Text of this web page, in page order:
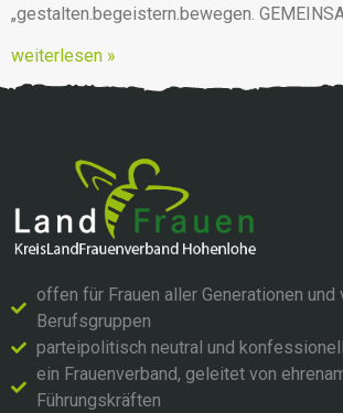
„gestalten.begeistern.bewegen.
weiterlesen »
offen für Frauen aller Generationen
Berufsgruppen
parteipolitisch neutral und
ein Frauenverband, geleitet von
Führungskräften